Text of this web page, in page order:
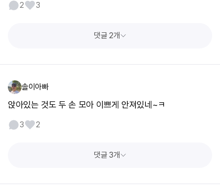
2 3
댓글 2개
솔이아빠
앉아있는 것도 두 손 모아 이쁘게 안져있네~ㅋ
3 2
댓글 3개